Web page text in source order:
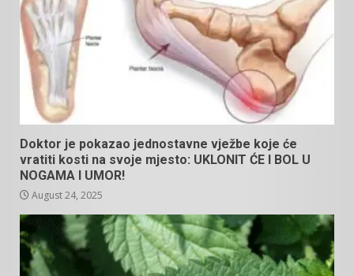
Doktor je pokazao jednostavne vježbe koje će
vratiti kosti na svoje mjesto: UKLONIT ĆE I BOL U
NOGAMA I UMOR!
August 24, 2025